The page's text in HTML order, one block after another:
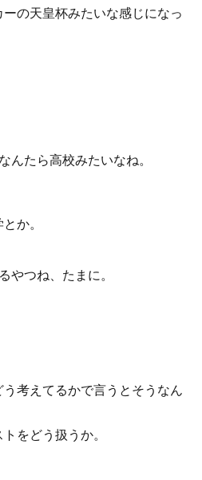
の天皇杯みたいな感じになっ
んたら高校みたいなね。
か。
やつね、たまに。
考えてるかで言うとそうなん
をどう扱うか。